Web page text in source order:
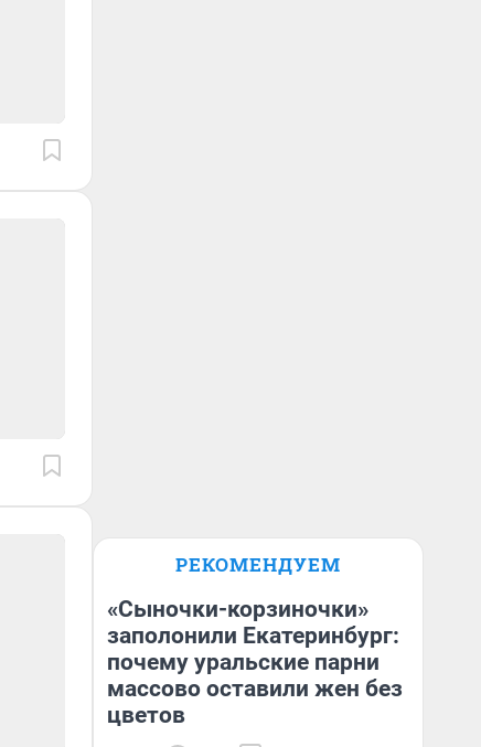
РЕКОМЕНДУЕМ
«Сыночки-корзиночки»
заполонили Екатеринбург:
почему уральские парни
массово оставили жен без
цветов